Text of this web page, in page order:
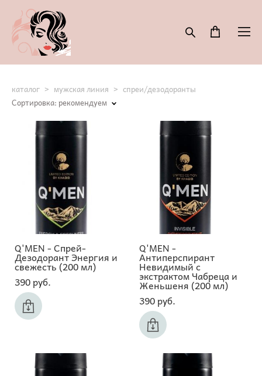
каталог > мужская линия > спреи/дезодоранты
Сортировка:рекомендуем
Q'MEN - Спрей-
Дезодорант Энергия и
свежесть (200 мл)
390 pуб.
Q'MEN -
Антиперспирант
Невидимый с
экстрактом Чабреца и
Женьшеня (200 мл)
390 pуб.